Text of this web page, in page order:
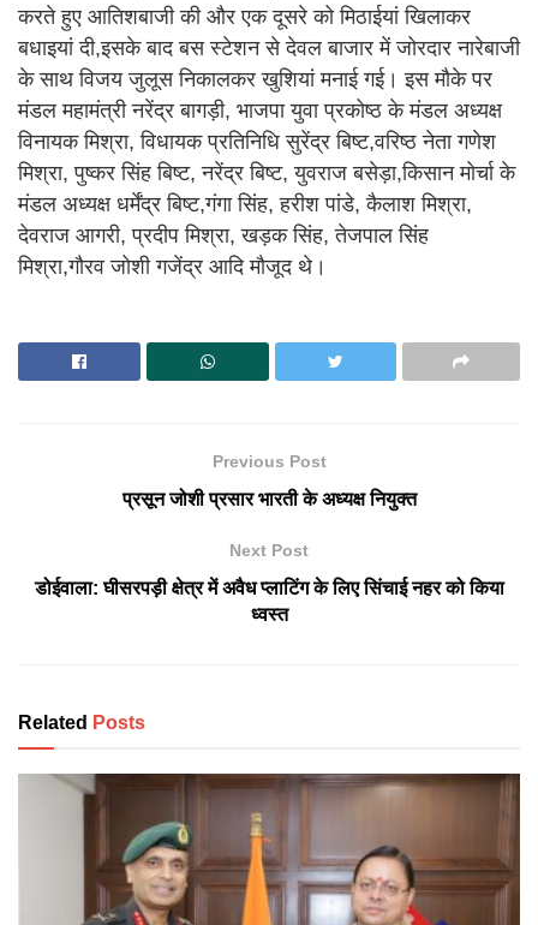
करते हुए आतिशबाजी की और एक दूसरे को मिठाईयां खिलाकर
बधाइयां दी,इसके बाद बस स्टेशन से देवल बाजार में जोरदार नारेबाजी
के साथ विजय जुलूस निकालकर खुशियां मनाई गई। इस मौके पर
मंडल महामंत्री नरेंद्र बागड़ी, भाजपा युवा प्रकोष्ठ के मंडल अध्यक्ष
विनायक मिश्रा, विधायक प्रतिनिधि सुरेंद्र बिष्ट,वरिष्ठ नेता गणेश
मिश्रा, पुष्कर सिंह बिष्ट, नरेंद्र बिष्ट, युवराज बसेड़ा,किसान मोर्चा के
मंडल अध्यक्ष धर्मेंद्र बिष्ट,गंगा सिंह, हरीश पांडे, कैलाश मिश्रा,
देवराज आगरी, प्रदीप मिश्रा, खड़क सिंह, तेजपाल सिंह
मिश्रा,गौरव जोशी गजेंद्र आदि मौजूद थे।
Previous Post
प्रसून जोशी प्रसार भारती के अध्यक्ष नियुक्त
Next Post
डोईवाला: घीसरपड़ी क्षेत्र में अवैध प्लाटिंग के लिए सिंचाई नहर को किया
ध्वस्त
Related Posts